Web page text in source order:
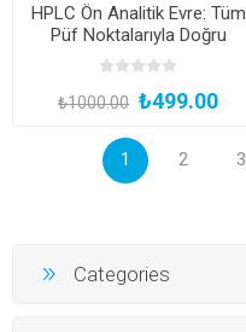
HPLC Ön Analitik Evre: Tüm
Püf Noktalarıyla Doğru
Standart ve Numune
Hazırlığı
₺1000.00 ₺499.00
1 2 3
Categories